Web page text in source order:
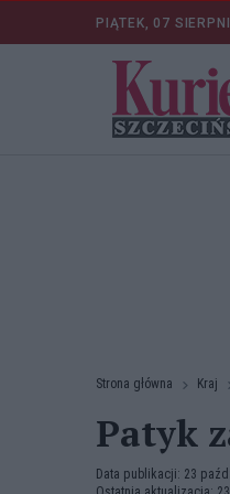
PIĄTEK, 07
Strona główna Kraj
Patyk
Data publikacji: 23